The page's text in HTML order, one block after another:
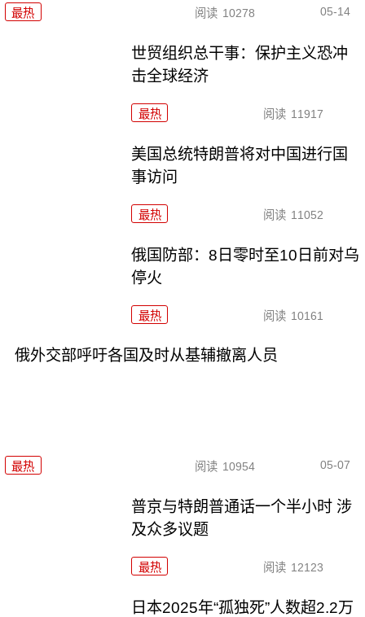
最热 阅读 10278 05-14
世贸组织总干事：保护主义恐冲
击全球经济
最热 阅读 11917
美国总统特朗普将对中国进行国
事访问
最热 阅读 11052
俄国防部：8日零时至10日前对乌
停火
最热 阅读 10161
俄外交部呼吁各国及时从基辅撤离人员
最热 阅读 10954 05-07
普京与特朗普通话一个半小时 涉
及众多议题
最热 阅读 12123
日本2025年“孤独死”人数超2.2万